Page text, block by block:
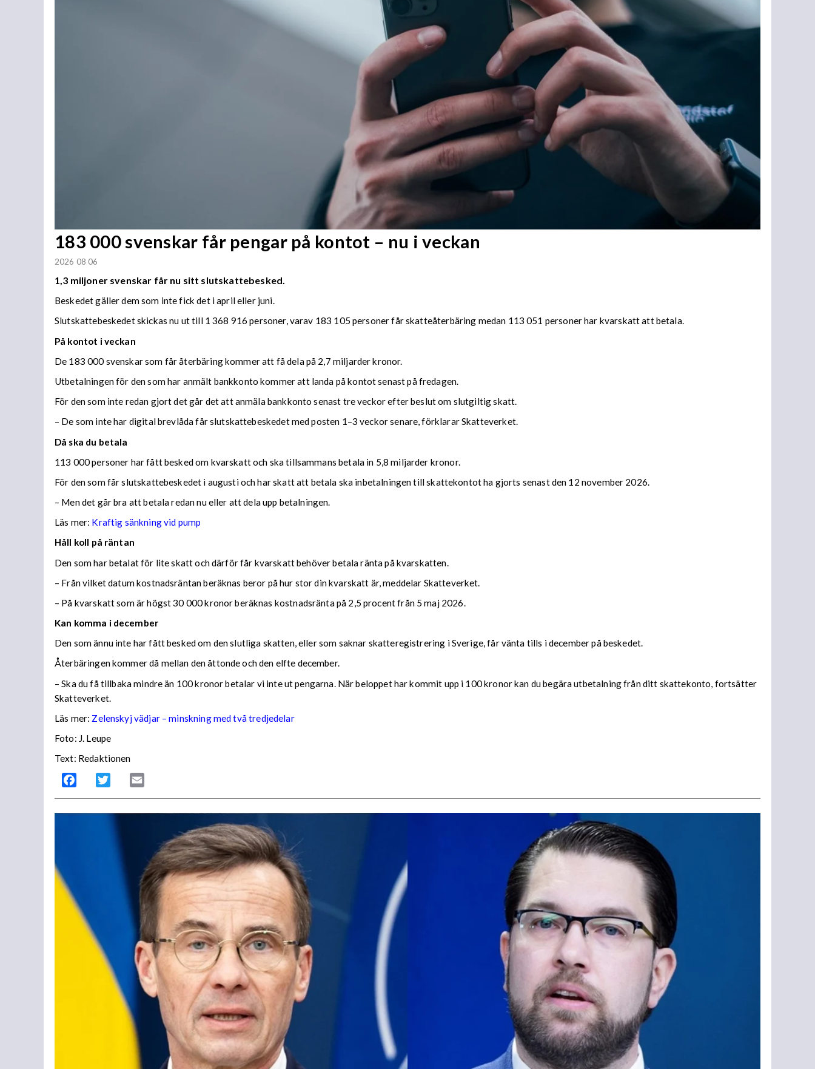
183 000 svenskar får pengar på kontot – nu i veckan
2026 08 06
1,3 miljoner svenskar får nu sitt slutskattebesked.
Beskedet gäller dem som inte fick det i april eller juni.
Slutskattebeskedet skickas nu ut till 1 368 916 personer, varav 183 105 personer får skatteåterbäring medan 113 051 personer har kvarskatt att betala.
På kontot i veckan
De 183 000 svenskar som får återbäring kommer att få dela på 2,7 miljarder kronor.
Utbetalningen för den som har anmält bankkonto kommer att landa på kontot senast på fredagen.
För den som inte redan gjort det går det att anmäla bankkonto senast tre veckor efter beslut om slutgiltig skatt.
– De som inte har digital brevlåda får slutskattebeskedet med posten 1–3 veckor senare, förklarar Skatteverket.
Då ska du betala
113 000 personer har fått besked om kvarskatt och ska tillsammans betala in 5,8 miljarder kronor.
För den som får slutskattebeskedet i augusti och har skatt att betala ska inbetalningen till skattekontot ha gjorts senast den 12 november 2026.
– Men det går bra att betala redan nu eller att dela upp betalningen.
Läs mer: Kraftig sänkning vid pump
Håll koll på räntan
Den som har betalat för lite skatt och därför får kvarskatt behöver betala ränta på kvarskatten.
– Från vilket datum kostnadsräntan beräknas beror på hur stor din kvarskatt är, meddelar Skatteverket.
– På kvarskatt som är högst 30 000 kronor beräknas kostnadsränta på 2,5 procent från 5 maj 2026.
Kan komma i december
Den som ännu inte har fått besked om den slutliga skatten, eller som saknar skatteregistrering i Sverige, får vänta tills i december på beskedet.
Återbäringen kommer då mellan den åttonde och den elfte december.
– Ska du få tillbaka mindre än 100 kronor betalar vi inte ut pengarna. När beloppet har kommit upp i 100 kronor kan du begära utbetalning från ditt skattekonto, fortsätter
Skatteverket.
Läs mer: Zelenskyj vädjar – minskning med två tredjedelar
Foto: J. Leupe
Text: Redaktionen
Facebook Twitter